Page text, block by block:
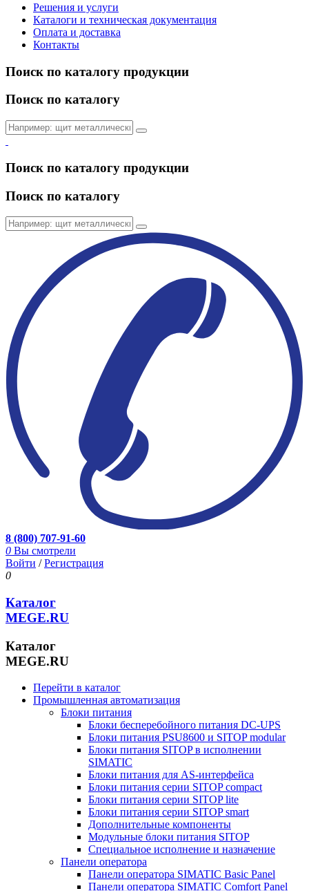
Решения и услуги
Каталоги и техническая документация
Оплата и доставка
Контакты
Поиск по каталогу продукции
Поиск по каталогу
Поиск по каталогу продукции
Поиск по каталогу
8 (800) 707-91-60
0 Вы смотрели
Войти /Регистрация
0
Каталог
MEGE.RU
Каталог
MEGE.RU
Перейти в каталог
Промышленная автоматизация
Блоки питания
Блоки бесперебойного питания DC-UPS
Блоки питания PSU8600 и SITOP modular
Блоки питания SITOP в исполнении
SIMATIC
Блоки питания для AS-интерфейса
Блоки питания серии SITOP compact
Блоки питания серии SITOP lite
Блоки питания серии SITOP smart
Дополнительные компоненты
Модульные блоки питания SITOP
Специальное исполнение и назначение
Панели оператора
Панели оператора SIMATIC Basic Panel
Панели оператора SIMATIC Comfort Panel